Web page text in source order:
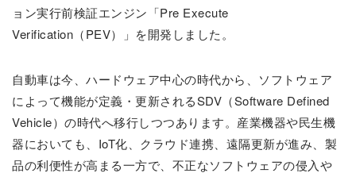
ョン実行前検証エンジン「Pre Execute
Verification（PEV）」を開発しました。
自動車は今、ハードウェア中心の時代から、ソフトウェア
によって機能が定義・更新されるSDV（Software Defined
Vehicle）の時代へ移行しつつあります。産業機器や民生機
器においても、IoT化、クラウド連携、遠隔更新が進み、製
品の利便性が高まる一方で、不正なソフトウェアの侵入や